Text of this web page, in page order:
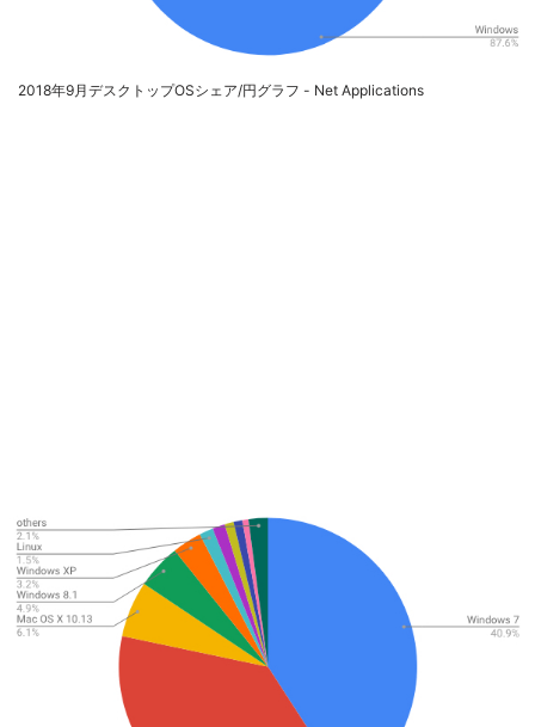
2018年9月デスクトップOSシェア/円グラフ - Net Applications